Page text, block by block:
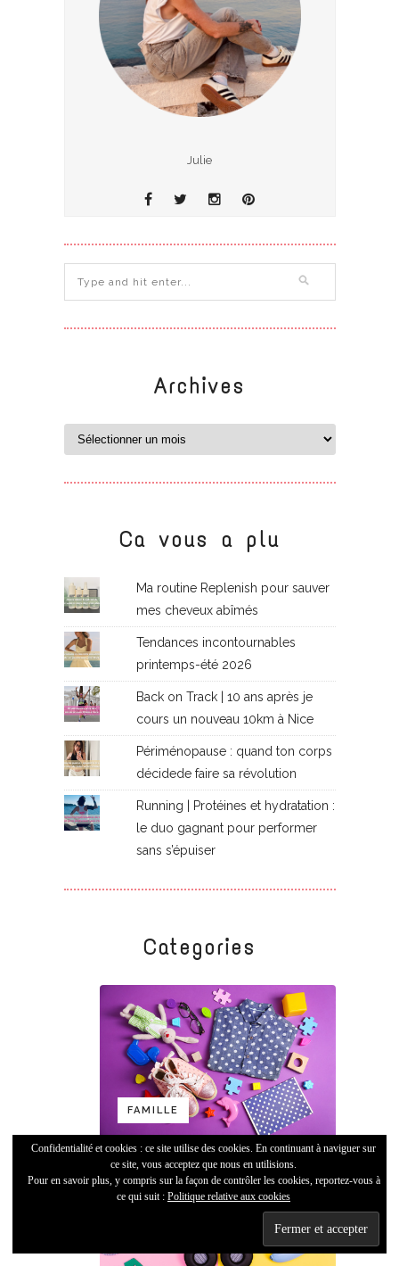
Julie
Archives
Ca vous a plu
Ma routine Replenish pour sauver
mes cheveux abîmés
Tendances incontournables
printemps-été 2026
Back on Track | 10 ans après je
cours un nouveau 10km à Nice
Périménopause : quand ton corps
décidede faire sa révolution
Running | Protéines et hydratation :
le duo gagnant pour performer
sans s’épuiser
Categories
FAMILLE
Confidentialité et cookies : ce site utilise des cookies. En continuant à naviguer sur
ce site, vous acceptez que nous en utilisions.
Pour en savoir plus, y compris sur la façon de contrôler les cookies, reportez-vous à
ce qui suit : Politique relative aux cookies